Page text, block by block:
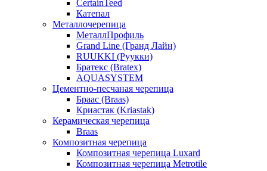
CertainTeed
Катепал
Металлочерепица
МеталлПрофиль
Grand Line (Гранд Лайн)
RUUKKI (Руукки)
Братекс (Bratex)
AQUASYSTEM
Цементно-песчаная черепица
Браас (Braas)
Криастак (Kriastak)
Керамическая черепица
Braas
Композитная черепица
Композитная черепица Luxard
Композитная черепица Metrotile